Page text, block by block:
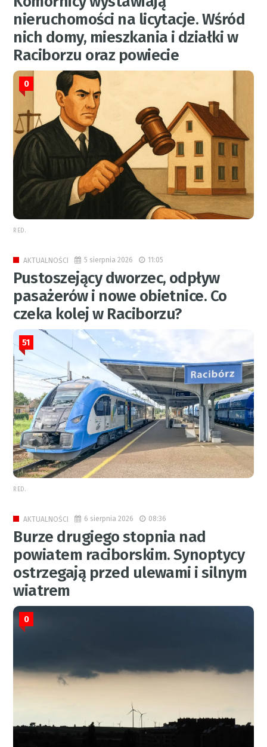
nieruchomości na licytacje. Wśród
nich domy, mieszkania i działki w
Raciborzu oraz powiecie
0
RED.
AKTUALNOŚCI 5 sierpnia 2026 11:05
Pustoszejący dworzec, odpływ
pasażerów i nowe obietnice. Co
czeka kolej w Raciborzu?
51
RED.
AKTUALNOŚCI 6 sierpnia 2026 08:36
Burze drugiego stopnia nad
powiatem raciborskim. Synoptycy
ostrzegają przed ulewami i silnym
wiatrem
0